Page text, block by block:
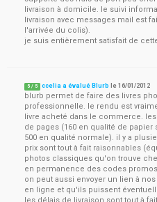
livraison à domicile. le suivi
livraison avec messages mail est
l'arrivée du colis).
je suis entièrement satisfait de
5 / 5 ccelia a évalué Blurb le16/01/2012
blurb permet de faire des livres
professionnelle. le rendu est
livre acheté dans le commerce.
de pages (160 en qualité de
500 en qualité normale). il y a
prix sont tout à fait raisonnables
photos classiques qu'on trouve
en permanence des codes
on peut aussi envoyer un lien à
en ligne et qu'ils puissent